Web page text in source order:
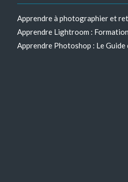
Apprendre à photographier et
Apprendre Lightroom :
Apprendre Photoshop : Le